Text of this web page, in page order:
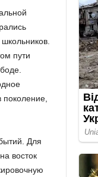
пути
Для
восток